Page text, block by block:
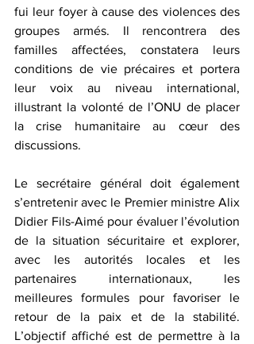
fui leur foyer à cause des violences des
groupes armés. Il rencontrera des
familles affectées, constatera leurs
conditions de vie précaires et portera
leur voix au niveau international,
illustrant la volonté de l’ONU de placer
la crise humanitaire au cœur des
discussions.
Le secrétaire général doit également
s’entretenir avec le Premier ministre Alix
Didier Fils-Aimé pour évaluer l’évolution
de la situation sécuritaire et explorer,
avec les autorités locales et les
partenaires internationaux, les
meilleures formules pour favoriser le
retour de la paix et de la stabilité.
L’objectif affiché est de permettre à la